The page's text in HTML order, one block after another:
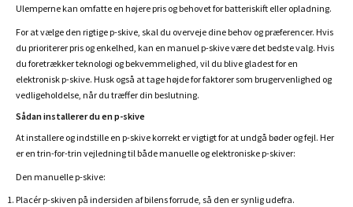
Ulemperne kan omfatte en højere pris og behovet for batteriskift eller opladning.
For at vælge den rigtige p-skive, skal du overveje dine behov og præferencer. Hvis
du prioriterer pris og enkelhed, kan en manuel p-skive være det bedste valg. Hvis
du foretrækker teknologi og bekvemmelighed, vil du blive gladest for en
elektronisk p-skive. Husk også at tage højde for faktorer som brugervenlighed og
vedligeholdelse, når du træffer din beslutning.
Sådan installerer du en p-skive
At installere og indstille en p-skive korrekt er vigtigt for at undgå bøder og fejl. Her
er en trin-for-trin vejledning til både manuelle og elektroniske p-skiver:
Den manuelle p-skive:
Placér p-skiven på indersiden af bilens forrude, så den er synlig udefra.